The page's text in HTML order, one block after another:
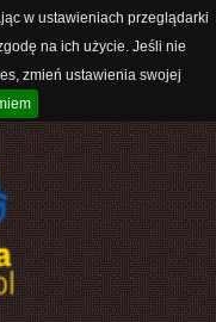
w ustawieniach przeglądarki
na ich użycie. Jeśli nie
zmień ustawienia swojej